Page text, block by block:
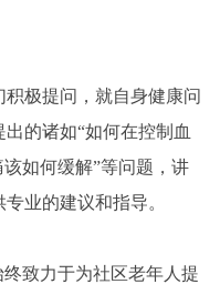
极提问，就自身健康问
的诸如“如何在控制血
如何缓解”等问题，讲
业的建议和指导。
致力于为社区老年人提